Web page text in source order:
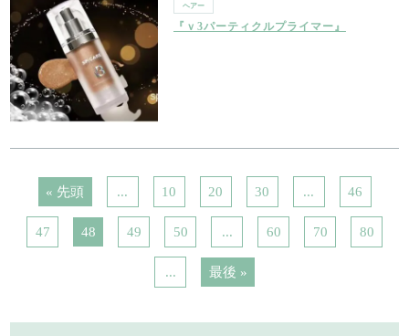
ヘアー
『ｖ3パーティクルプライマー』
« 先頭 ... 10 20 30 ... 46
47 48 49 50 ... 60 70 80
... 最後 »